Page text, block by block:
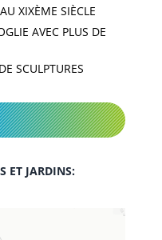
XIXÈME SIÈCLE
AVEC PLUS DE
SCULPTURES
ET JARDINS: